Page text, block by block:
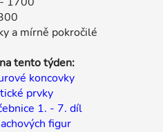
a mírně pokročilé
tento týden:
koncovky
prvky
1. - 7. díl
figur